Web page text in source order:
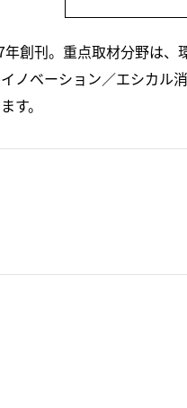
創刊。重点取材分野は、
ノベーション／エシカル
す。